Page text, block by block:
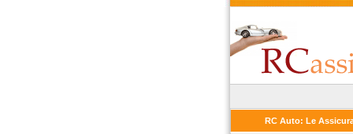
RC Auto: Le